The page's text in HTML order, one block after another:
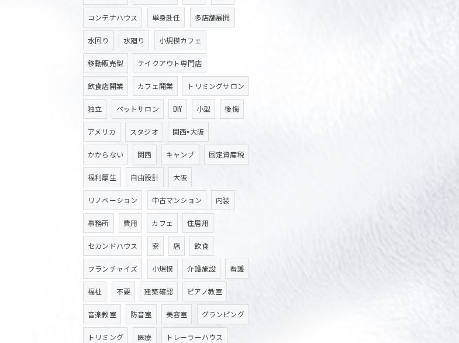
コンテナハウス 単身赴任 多店舗展開
水回り 水廻り 小規模カフェ
移動販売型 テイクアウト専門店
飲食店開業 カフェ開業 トリミングサロン
独立 ペットサロン DIY 小型 後悔
アメリカ スタジオ 関西=大阪
かからない 関西 キャンプ 固定資産税
福利厚生 自由設計 大阪
リノベーション 中古マンション 内装
事務所 費用 カフェ 住居用
セカンドハウス 寮 店 飲食
フランチャイズ 小規模 介護施設 看護
福祉 不要 建築確認 ピアノ教室
音楽教室 防音室 美容室 グランピング
トリミング 医療 トレーラーハウス